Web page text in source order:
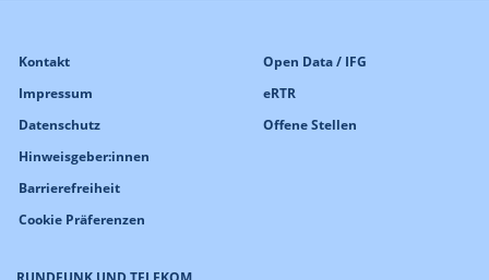
Kontakt
Impressum
Datenschutz
Hinweisgeber:innen
Barrierefreiheit
Cookie Präferenzen
Open Data / IFG
eRTR
Offene Stellen